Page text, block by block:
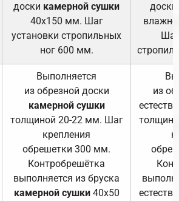
доски камерной сушки
40х150 мм. Шаг
установки стропильных
ног 600 мм.
доски
Выполняется
из обрезной доски
камерной сушки
толщиной 20-22 мм. Шаг
крепления
обрешетки 300 мм.
Контробрешётка
выполняется из бруска
камерной сушки40х50
из